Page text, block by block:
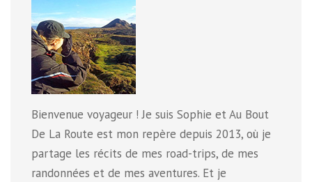
Bienvenue voyageur ! Je suis Sophie et Au Bout
De La Route est mon repère depuis 2013, où je
partage les récits de mes road-trips, de mes
randonnées et de mes aventures. Et je